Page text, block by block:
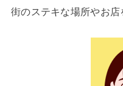
街のステキな場所やお店